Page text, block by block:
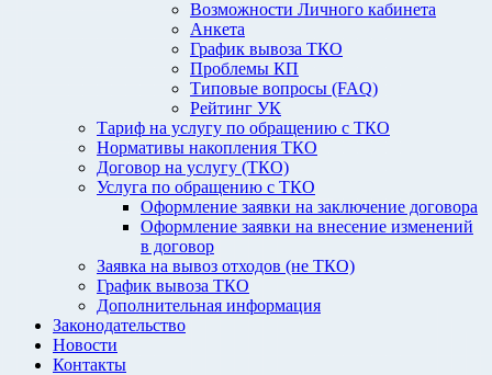
Возможности Личного кабинета
Анкета
График вывоза ТКО
Проблемы КП
Типовые вопросы (FAQ)
Рейтинг УК
Тариф на услугу по обращению с ТКО
Нормативы накопления ТКО
Договор на услугу (ТКО)
Услуга по обращению с ТКО
Оформление заявки на заключение договора
Оформление заявки на внесение изменений
в договор
Заявка на вывоз отходов (не ТКО)
График вывоза ТКО
Дополнительная информация
Законодательство
Новости
Контакты